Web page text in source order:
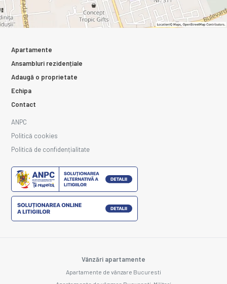
Apartamente
Ansambluri rezidențiale
Adaugă o proprietate
Echipa
Contact
ANPC
Politică cookies
Politică de confidențialitate
Vânzări apartamente
Apartamente de vânzare Bucuresti